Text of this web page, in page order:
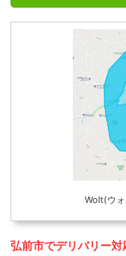
Wolt(ウ
弘前市でデリバリー対